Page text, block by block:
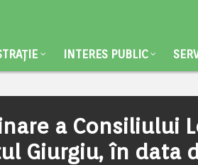
INTERES PUBLIC
a Consiliului
Giurgiu, în data